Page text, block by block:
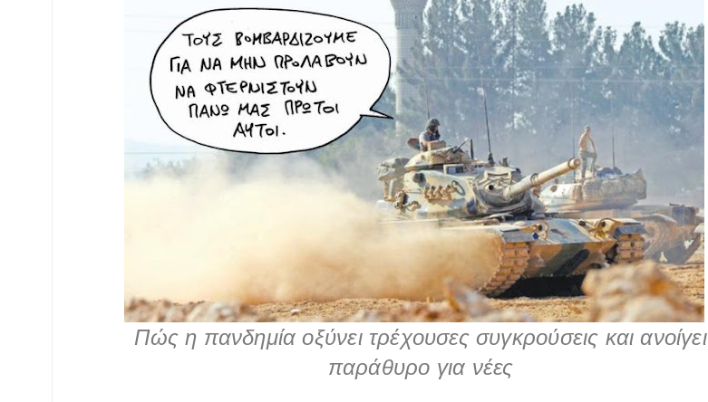
Πώς η πανδημία οξύνει τρέχουσες συγκρούσεις και ανοίγει
παράθυρο για νέες